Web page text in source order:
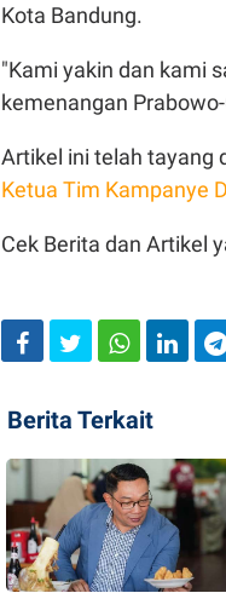
Kota Bandung.
"Kami yakin dan kami
kemenangan
Artikel ini telah tayang
Ketua Tim Kampanye
Cek Berita dan Artikel
Berita Terkait